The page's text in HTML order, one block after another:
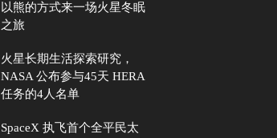
以熊的方式来一场火星冬眠
之旅
火星长期生活探索研究，
NASA 公布参与45天 HERA
任务的4人名单
SpaceX 执飞首个全平民太